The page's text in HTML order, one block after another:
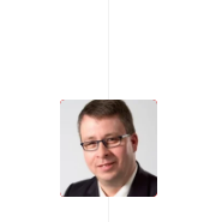
Privat